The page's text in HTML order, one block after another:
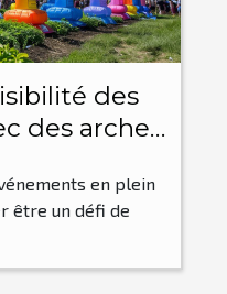
des
des arches
en plein
être un défi de